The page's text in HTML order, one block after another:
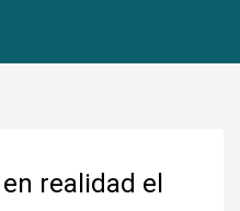
realidad el